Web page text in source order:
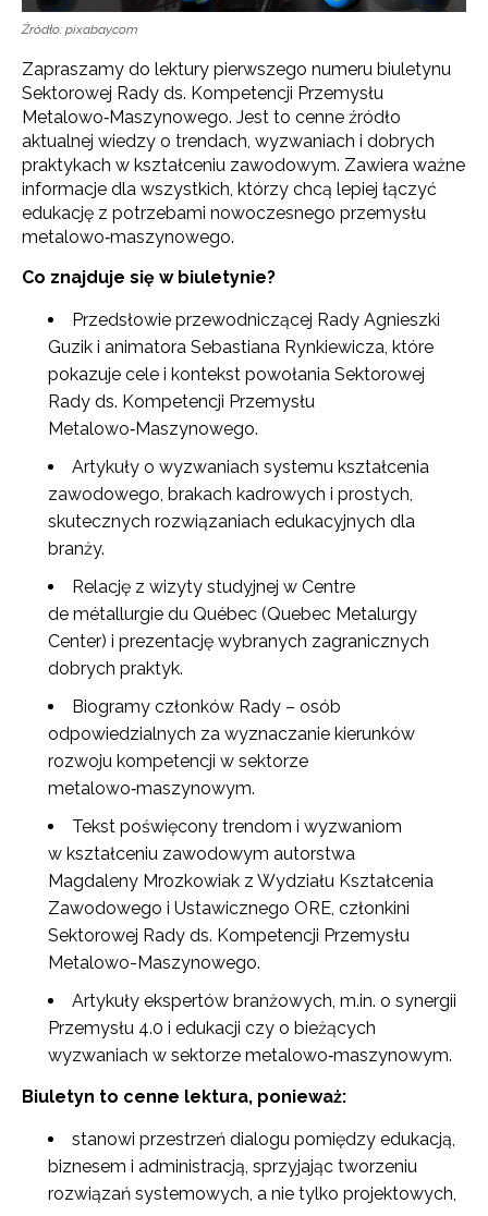
Źródło: pixabay.com
Zapraszamy do lektury pierwszego numeru biuletynu
Sektorowej Rady ds. Kompetencji Przemysłu
Metalowo‑Maszynowego. Jest to cenne źródło
aktualnej wiedzy o trendach, wyzwaniach i dobrych
praktykach w kształceniu zawodowym. Zawiera ważne
informacje dla wszystkich, którzy chcą lepiej łączyć
edukację z potrzebami nowoczesnego przemysłu
metalowo‑maszynowego.​
Co znajduje się w biuletynie?
Przedsłowie przewodniczącej Rady Agnieszki
Guzik i animatora Sebastiana Rynkiewicza, które
pokazuje cele i kontekst powołania Sektorowej
Rady ds. Kompetencji Przemysłu
Metalowo‑Maszynowego.​
Artykuły o wyzwaniach systemu kształcenia
zawodowego, brakach kadrowych i prostych,
skutecznych rozwiązaniach edukacyjnych dla
branży.​
Relację z wizyty studyjnej w Centre
de métallurgie du Québec (Quebec Metalurgy
Center) i prezentację wybranych zagranicznych
dobrych praktyk.​
Biogramy członków Rady – osób
odpowiedzialnych za wyznaczanie kierunków
rozwoju kompetencji w sektorze
metalowo‑maszynowym.​
Tekst poświęcony trendom i wyzwaniom
w kształceniu zawodowym autorstwa
Magdaleny Mrozkowiak z Wydziału Kształcenia
Zawodowego i Ustawicznego ORE, członkini
Sektorowej Rady ds. Kompetencji Przemysłu
Metalowo-Maszynowego.​
Artykuły ekspertów branżowych, m.in. o synergii
Przemysłu 4.0 i edukacji czy o bieżących
wyzwaniach w sektorze metalowo‑maszynowym.​
Biuletyn to cenne lektura, ponieważ:
stanowi przestrzeń dialogu pomiędzy edukacją,
biznesem i administracją, sprzyjając tworzeniu
rozwiązań systemowych, a nie tylko projektowych,